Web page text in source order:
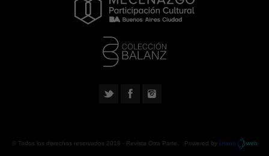
© Todos los derechos reservados 2018 - Revista Otra Parte . Powered by Urano web